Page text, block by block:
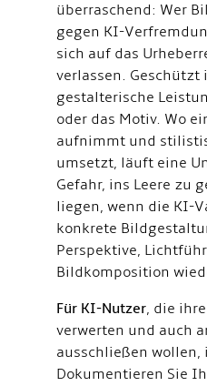
überraschend: Wer
gegen KI-
sich auf das
verlassen.
gestalterische
oder das Motiv. Wo
aufnimmt und
umsetzt, läuft eine
Gefahr, ins Leere zu
liegen, wenn die KI-
konkrete
Perspektive,
Bildkomposition
Für KI-Nutzer, die
verwerten und auch
ausschließen
Dokumentieren Sie